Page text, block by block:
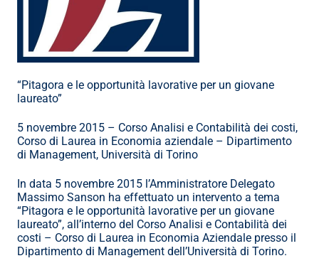
“Pitagora e le opportunità lavorative per un giovane
laureato”
5 novembre 2015 – Corso Analisi e Contabilità dei costi,
Corso di Laurea in Economia aziendale – Dipartimento
di Management, Università di Torino
In data 5 novembre 2015 l’Amministratore Delegato
Massimo Sanson ha effettuato un intervento a tema
“Pitagora e le opportunità lavorative per un giovane
laureato”, all’interno del Corso Analisi e Contabilità dei
costi – Corso di Laurea in Economia Aziendale presso il
Dipartimento di Management dell’Università di Torino.